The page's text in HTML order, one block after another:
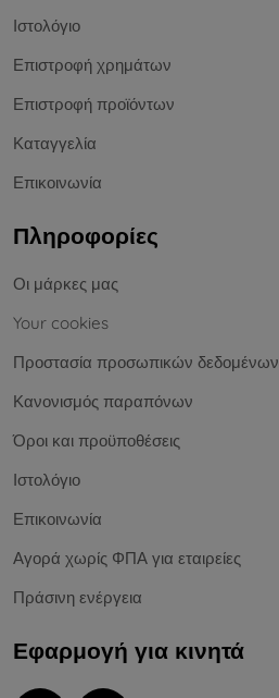
Ιστολόγιο
Επιστροφή χρημάτων
Επιστροφή προϊόντων
Καταγγελία
Επικοινωνία
Πληροφορίες
Οι μάρκες μας
Your cookies
Προστασία προσωπικών δεδομένων
Κανονισμός παραπόνων
Όροι και προϋποθέσεις
Ιστολόγιο
Επικοινωνία
Αγορά χωρίς ΦΠΑ για εταιρείες
Πράσινη ενέργεια
Εφαρμογή για κινητά